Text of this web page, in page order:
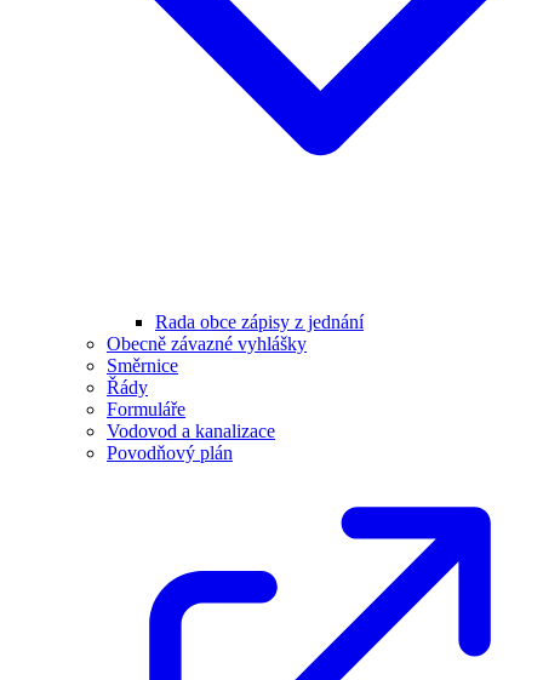
Rada obce zápisy z jednání
Obecně závazné vyhlášky
Směrnice
Řády
Formuláře
Vodovod a kanalizace
Povodňový plán